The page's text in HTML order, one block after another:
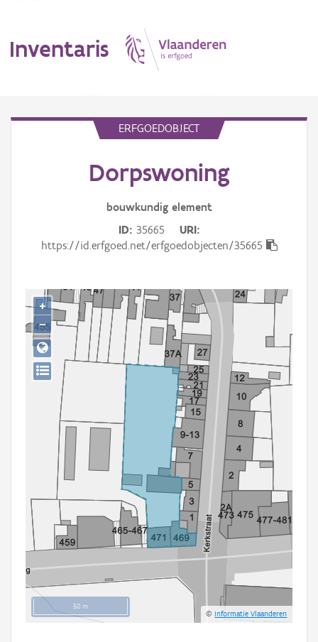
Inventaris
Gebeurtenis
Persoon of collectief
Downloads
ERFGOEDOBJECT
Dorpswoning
bouwkundig element
ID 35665
URI
https://id.erfgoed.net/erfgoedobjecten/35665
50 m
©Informatie Vlaanderen
+
−